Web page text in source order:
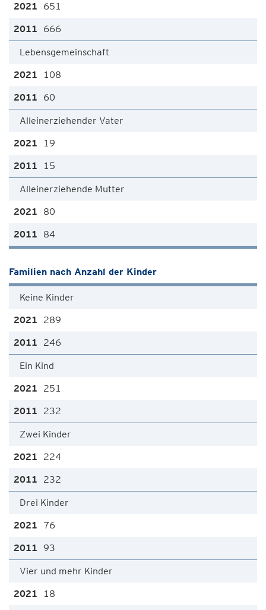
651
666
Lebensgemeinschaft
108
60
Alleinerziehender Vater
19
15
Alleinerziehende Mutter
80
84
Familien nach Anzahl der Kinder
Keine Kinder
289
246
Ein Kind
251
232
Zwei Kinder
224
232
Drei Kinder
76
93
Vier und mehr Kinder
18